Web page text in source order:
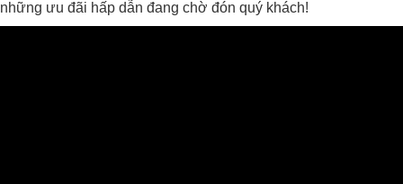
những ưu đãi hấp dẫn đang chờ đón quý khách!